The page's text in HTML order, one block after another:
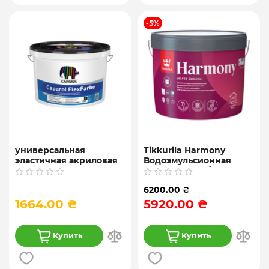
универсальная
эластичная акриловая
краска Caparol
1664.00 ₴
Купить
-5%
Tikkurila Harmony
Водоэмульсионная
интерьерная белая
6200.00 ₴
5920.00 ₴
Купить